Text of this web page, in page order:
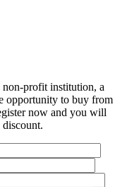
profit institution, a
opportunity to buy from
now and you will
discount.